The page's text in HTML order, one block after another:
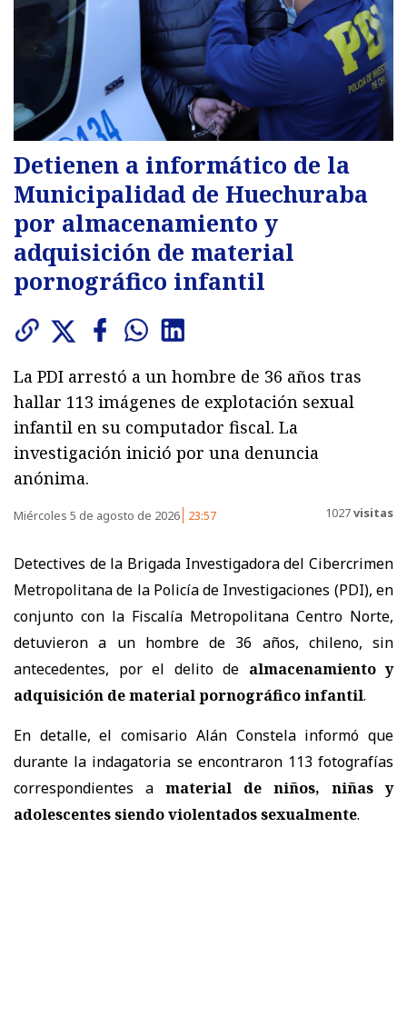
Detienen a informático de la
Municipalidad de Huechuraba
por almacenamiento y
adquisición de material
pornográfico infantil
La PDI arrestó a un hombre de 36 años tras
hallar 113 imágenes de explotación sexual
infantil en su computador fiscal. La
investigación inició por una denuncia
anónima.
Miércoles 5 de agosto de 2026 23:57 1027visitas
Detectives de la Brigada Investigadora del Cibercrimen
Metropolitana de la Policía de Investigaciones (PDI), en
conjunto con la Fiscalía Metropolitana Centro Norte,
detuvieron a un hombre de 36 años, chileno, sin
antecedentes, por el delito de almacenamiento y
adquisición de material pornográfico infantil.
En detalle, el comisario Alán Constela informó que
durante la indagatoria se encontraron 113 fotografías
correspondientes a material de niños, niñas y
adolescentes siendo violentados sexualmente.